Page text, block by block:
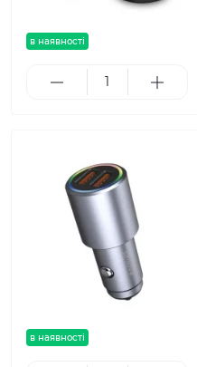
в наявності
в наявності